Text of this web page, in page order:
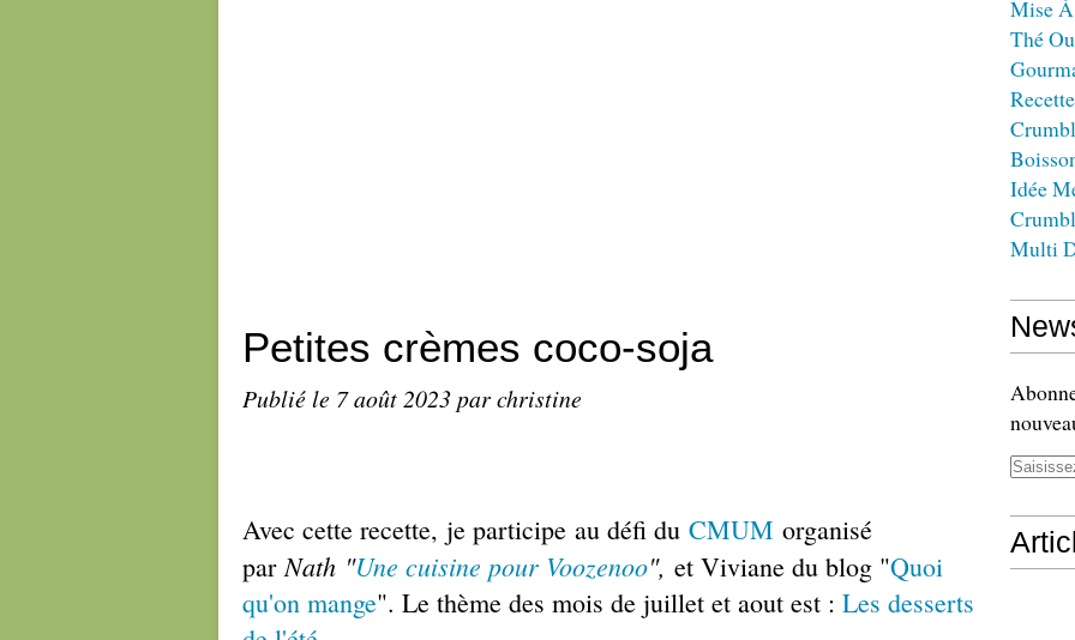
Petites crèmes coco-soja
Publié le 7 août 2023par christine
Avec cette recette, je participe au défi du CMUM organisé
parNath "Une cuisine pour Voozenoo", et Viviane du blog "Quoi
qu'on mange". Le thème des mois de juillet et aout est : Les desserts
Mise
Thé
Idée
Multi